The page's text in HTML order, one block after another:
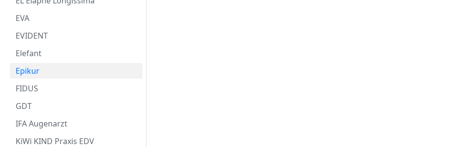
EVA
EVIDENT
Elefant
Epikur
FIDUS
GDT
IFA Augenarzt
KiWi KIND Praxis EDV